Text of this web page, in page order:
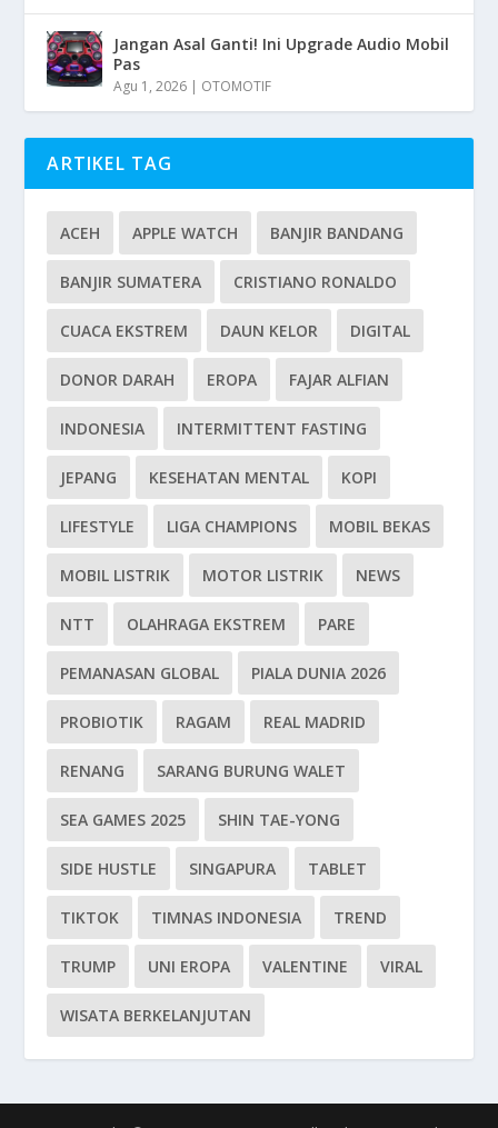
Jangan Asal Ganti! Ini Upgrade Audio Mobil
Pas
Agu 1, 2026 | OTOMOTIF
ARTIKEL TAG
ACEH APPLE WATCH BANJIR BANDANG
BANJIR SUMATERA CRISTIANO RONALDO
CUACA EKSTREM DAUN KELOR DIGITAL
DONOR DARAH EROPA FAJAR ALFIAN
INDONESIA INTERMITTENT FASTING
JEPANG KESEHATAN MENTAL KOPI
LIFESTYLE LIGA CHAMPIONS MOBIL BEKAS
MOBIL LISTRIK MOTOR LISTRIK NEWS
NTT OLAHRAGA EKSTREM PARE
PEMANASAN GLOBAL PIALA DUNIA 2026
PROBIOTIK RAGAM REAL MADRID
RENANG SARANG BURUNG WALET
SEA GAMES 2025 SHIN TAE-YONG
SIDE HUSTLE SINGAPURA TABLET
TIKTOK TIMNAS INDONESIA TREND
TRUMP UNI EROPA VALENTINE VIRAL
WISATA BERKELANJUTAN